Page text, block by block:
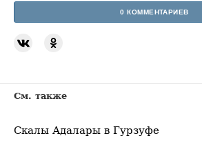
0 КОММЕНТАРИЕВ
См. также
Скалы Адалары в Гурзуфе